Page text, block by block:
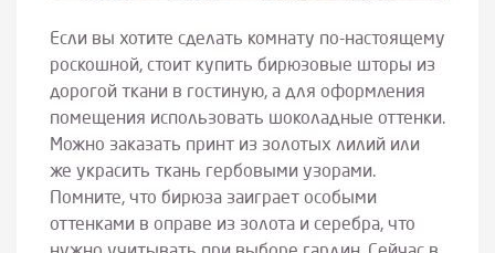
Если вы хотите сделать комнату по-настоящему
роскошной, стоит купить бирюзовые шторы из
дорогой ткани в гостиную, а для оформления
помещения использовать шоколадные оттенки.
Можно заказать принт из золотых лилий или
же украсить ткань гербовыми узорами.
Помните, что бирюза заиграет особыми
оттенками в оправе из золота и серебра, что